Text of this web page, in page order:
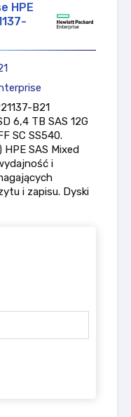
HPE
B21
6,4 TB SAS 12G
SC SS540.
HPE SAS Mixed
i
i zapisu. Dyski